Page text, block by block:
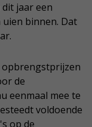
jaar een
binnen. Dat
opbrengstprijzen
de
eenmaal mee te
voldoende
op de